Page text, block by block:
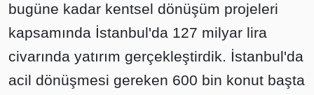
bugüne kadar kentsel dönüşüm projeleri
kapsamında İstanbul'da 127 milyar lira
civarında yatırım gerçekleştirdik. İstanbul'da
acil dönüşmesi gereken 600 bin konut başta